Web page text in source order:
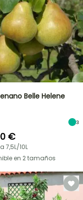
Belle Helene
3
€
7,5L/10L
en 2 tamaños